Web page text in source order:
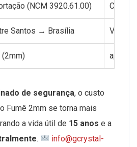
(NCM 3920.61.00)
Santos → Brasília
(2mm) aprox.
de segurança, o custo
Fumê 2mm se torna mais
a vida útil de 15 anos e a
.
info@gcrystal-